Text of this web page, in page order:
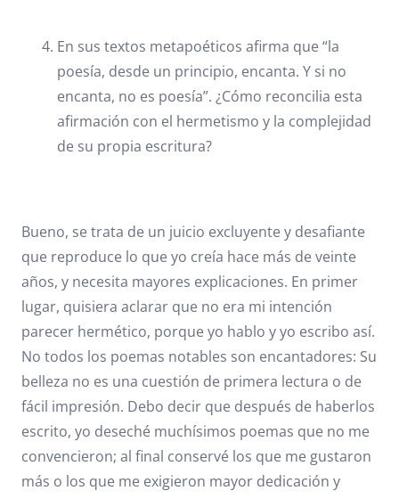
En sus textos metapoéticos afirma que “la
poesía, desde un principio, encanta. Y si no
encanta, no es poesía”. ¿Cómo reconcilia esta
afirmación con el hermetismo y la complejidad
de su propia escritura?
Bueno, se trata de un juicio excluyente y desafiante
que reproduce lo que yo creía hace más de veinte
años, y necesita mayores explicaciones. En primer
lugar, quisiera aclarar que no era mi intención
parecer hermético, porque yo hablo y yo escribo así.
No todos los poemas notables son encantadores: Su
belleza no es una cuestión de primera lectura o de
fácil impresión. Debo decir que después de haberlos
escrito, yo deseché muchísimos poemas que no me
convencieron; al final conservé los que me gustaron
más o los que me exigieron mayor dedicación y